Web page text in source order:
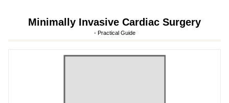
Minimally Invasive Cardiac Surgery
- Practical Guide